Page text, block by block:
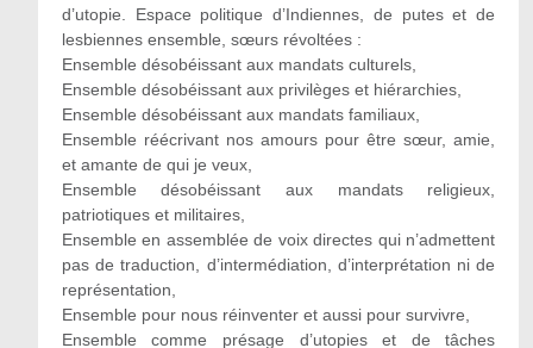
d’utopie. Espace politique d’Indiennes, de putes et de
lesbiennes ensemble, sœurs révoltées :
Ensemble désobéissant aux mandats culturels,
Ensemble désobéissant aux privilèges et hiérarchies,
Ensemble désobéissant aux mandats familiaux,
Ensemble réécrivant nos amours pour être sœur, amie,
et amante de qui je veux,
Ensemble désobéissant aux mandats religieux,
patriotiques et militaires,
Ensemble en assemblée de voix directes qui n’admettent
pas de traduction, d’intermédiation, d’interprétation ni de
représentation,
Ensemble pour nous réinventer et aussi pour survivre,
Ensemble comme présage d’utopies et de tâches